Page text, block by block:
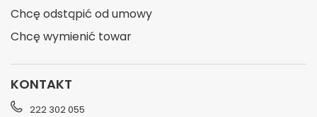
Chcę odstąpić od umowy
Chcę wymienić towar
KONTAKT
222 302 055